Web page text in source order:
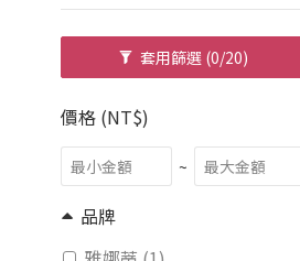
套用篩選 (0/20)
價格 (NT$)
~
品牌